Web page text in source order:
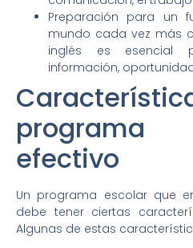
Preparación para un
mundo cada vez más
inglés es esencial
información,
efectivo
Un programa escolar que
debe tener ciertas
Algunas de estas